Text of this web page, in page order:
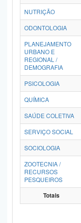
NUTRIÇÃO
ODONTOLOGIA
PLANEJAMENTO
URBANO E
REGIONAL /
DEMOGRAFIA
PSICOLOGIA
QUÍMICA
SAÚDE COLETIVA
SERVIÇO SOCIAL
SOCIOLOGIA
ZOOTECNIA /
RECURSOS
PESQUEIROS
Totais